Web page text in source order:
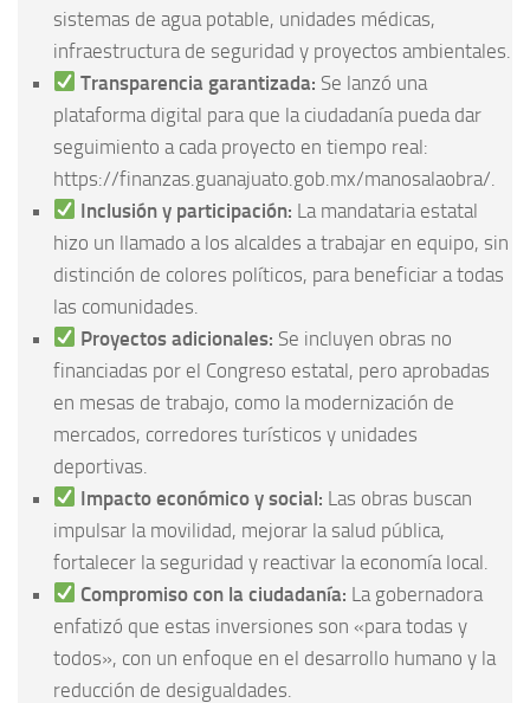
sistemas de agua potable, unidades médicas,
infraestructura de seguridad y proyectos ambientales.
Transparencia garantizada: Se lanzó una
plataforma digital para que la ciudadanía pueda dar
seguimiento a cada proyecto en tiempo real:
https://finanzas.guanajuato.gob.mx/manosalaobra/.
Inclusión y participación: La mandataria estatal
hizo un llamado a los alcaldes a trabajar en equipo, sin
distinción de colores políticos, para beneficiar a todas
las comunidades.
Proyectos adicionales: Se incluyen obras no
financiadas por el Congreso estatal, pero aprobadas
en mesas de trabajo, como la modernización de
mercados, corredores turísticos y unidades
deportivas.
Impacto económico y social: Las obras buscan
impulsar la movilidad, mejorar la salud pública,
fortalecer la seguridad y reactivar la economía local.
Compromiso con la ciudadanía: La gobernadora
enfatizó que estas inversiones son «para todas y
todos», con un enfoque en el desarrollo humano y la
reducción de desigualdades.